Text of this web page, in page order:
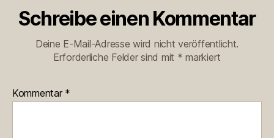
Schreibe einen Kommentar
Deine E-Mail-Adresse wird nicht veröffentlicht.
Erforderliche Felder sind mit * markiert
Kommentar *